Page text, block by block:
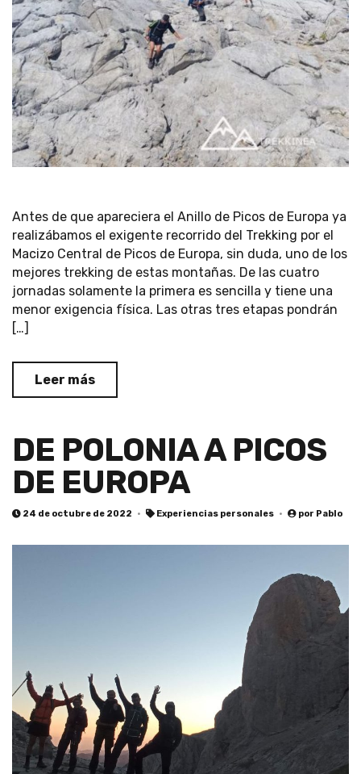
Antes de que apareciera el Anillo de Picos de Europa ya
realizábamos el exigente recorrido del Trekking por el
Macizo Central de Picos de Europa, sin duda, uno de los
mejores trekking de estas montañas. De las cuatro
jornadas solamente la primera es sencilla y tiene una
menor exigencia física. Las otras tres etapas pondrán
[…]
Leer más
DE POLONIA A PICOS
DE EUROPA
24 de octubre de 2022 Experiencias personales por Pablo